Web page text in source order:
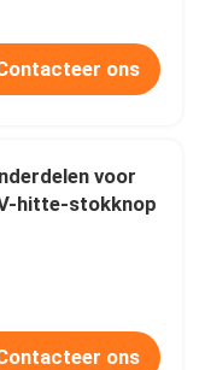
ons
voor
hitte-stokknop
ons